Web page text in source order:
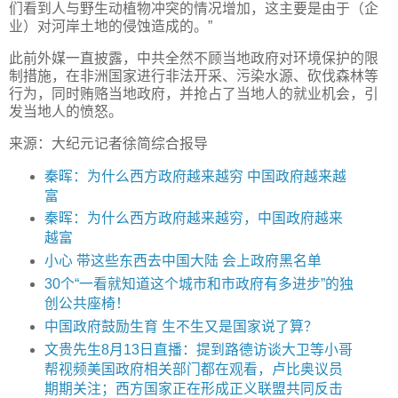
们看到人与野生动植物冲突的情况增加，这主要是由于（企
业）对河岸土地的侵蚀造成的。”
此前外媒一直披露，中共全然不顾当地政府对环境保护的限
制措施，在非洲国家进行非法开采、污染水源、砍伐森林等
行为，同时贿赂当地政府，并抢占了当地人的就业机会，引
发当地人的愤怒。
来源：大纪元记者徐简综合报导
秦晖：为什么西方政府越来越穷 中国政府越来越
富
秦晖：为什么西方政府越来越穷，中国政府越来
越富
小心 带这些东西去中国大陆 会上政府黑名单
30个“一看就知道这个城市和市政府有多进步”的独
创公共座椅！
中国政府鼓励生育 生不生又是国家说了算？
文贵先生8月13日直播：提到路德访谈大卫等小哥
帮视频美国政府相关部门都在观看，卢比奥议员
期期关注；西方国家正在形成正义联盟共同反击